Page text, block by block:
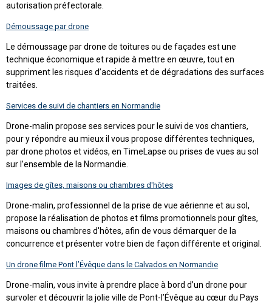
autorisation préfectorale.
Démoussage par drone
Le démoussage par drone de toitures ou de façades est une
technique économique et rapide à mettre en œuvre, tout en
suppriment les risques d’accidents et de dégradations des surfaces
traitées.
Services de suivi de chantiers en Normandie
Drone-malin propose ses services pour le suivi de vos chantiers,
pour y répondre au mieux il vous propose différentes techniques,
par drone photos et vidéos, en TimeLapse ou prises de vues au sol
sur l’ensemble de la Normandie.
Images de gîtes, maisons ou chambres d'hôtes
Drone-malin, professionnel de la prise de vue aérienne et au sol,
propose la réalisation de photos et films promotionnels pour gîtes,
maisons ou chambres d'hôtes, afin de vous démarquer de la
concurrence et présenter votre bien de façon différente et original.
Un drone filme Pont l’Évêque dans le Calvados en Normandie
Drone-malin, vous invite à prendre place à bord d’un drone pour
survoler et découvrir la jolie ville de Pont-l’Évêque au cœur du Pays